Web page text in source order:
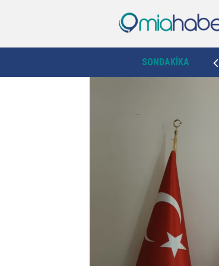
SONDAKİKA
“Milletimizin duasını her zaman baş tacı edin”